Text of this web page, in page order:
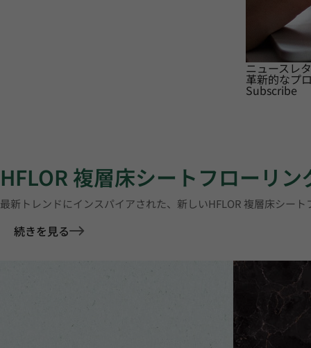
ニュースレ
革新的なプ
Subscribe
HFLOR 複層床シートフローリン
最新トレンドにインスパイアされた、新しいHFLOR 複層床シー
続きを見る